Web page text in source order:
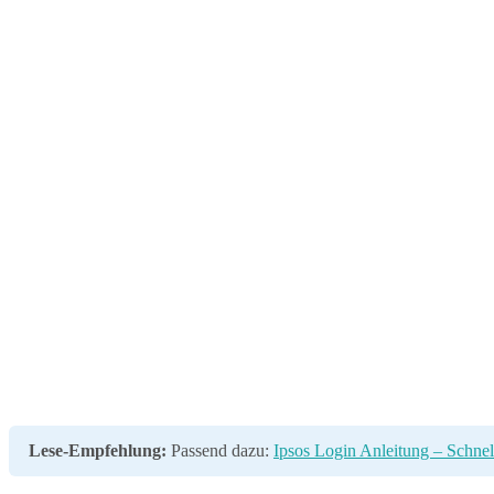
Lese-Empfehlung: Passend dazu: Ipsos Login Anleitung –